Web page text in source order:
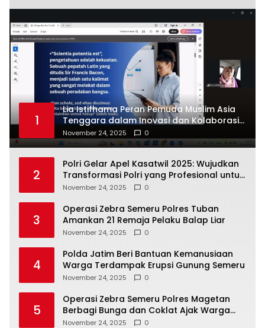
1
Lia Istifhama Peran Pemuda Muslim Asia
Tenggara dalam Inovasi dan Kolaborasi
Internasional
November 24, 2025 0
2
Polri Gelar Apel Kasatwil 2025: Wujudkan
Transformasi Polri yang Profesional untuk
Masyarakat
November 24, 2025 0
3
Operasi Zebra Semeru Polres Tuban
Amankan 21 Remaja Pelaku Balap Liar
November 24, 2025 0
4
Polda Jatim Beri Bantuan Kemanusiaan
Warga Terdampak Erupsi Gunung Semeru
November 24, 2025 0
5
Operasi Zebra Semeru Polres Magetan
Berbagi Bunga dan Coklat Ajak Warga
Tertib Lalin
November 24, 2025 0